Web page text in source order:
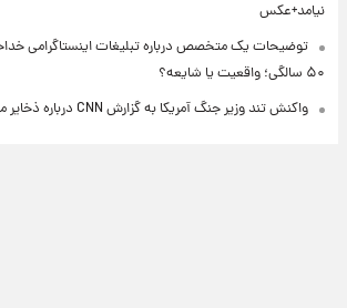
نیامد+عکس
توضیحات یک متخصص درباره تبلیغات اینستاگرامی
۵۰ سالگی؛ واقعیت یا شایعه؟
واکنش تند وزیر جنگ آمریکا به گزارش CNN درباره ذخایر موشکی